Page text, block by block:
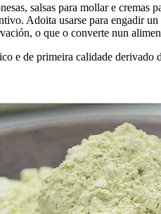
salsas para mollar e
Adoita usarse para engadir
o que o converte nun
e de primeira calidade